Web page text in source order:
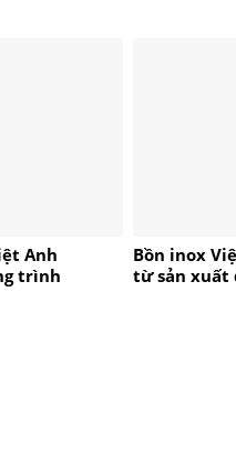
Anh
trình
Bồn inox
từ sản xuất